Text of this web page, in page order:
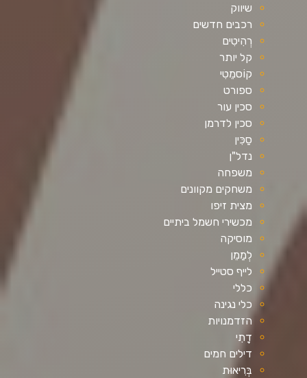
שיווק
רכבים חדשים
רְהִיטִים
קל יותר
קוֹסמֵטִי
ספורט
סכין עור
סכין לדרמן
סַכִּין
נדל"ן
משפחה
משחקים מקוונים
מצית זיפו
מכשירי חשמל ביתיים
מוסיקה
לְמַמֵן
לייף סטייל
כללי
כלי נגינה
הזדמנויות
דָתִי
דילים חמים
בְּרִיאוּת